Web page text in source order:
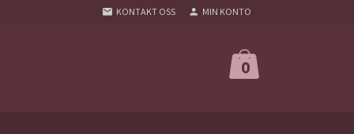
KONTAKT OSS MIN KONTO
0